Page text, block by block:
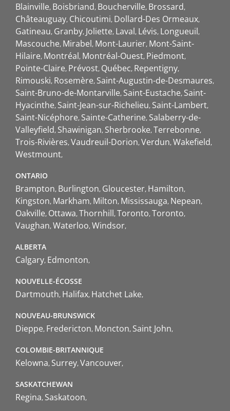
Blainville Boisbriand Boucherville Brossard
Châteauguay Chicoutimi Dollard-Des Ormeaux
Gatineau Granby Joliette Laval Lévis Longueuil
Mascouche Mirabel Mont-Laurier Mont-Saint-
Hilaire Montréal Montréal-Ouest Piedmont
Pointe-Claire Prévost Québec Repentigny
Rimouski Rosemère Saint-Augustin-de-Desmaures
Saint-Bruno-de-Montarville Saint-Eustache Saint-
Hyacinthe Saint-Jean-sur-Richelieu Saint-Lambert
Saint-Nicéphore Sainte-Catherine Salaberry-de-
Valleyfield Shawinigan Sherbrooke Terrebonne
Trois-Rivières Vaudreuil-Dorion Verdun Wakefield
Westmount
ONTARIO
Brampton Burlington Gloucester Hamilton
Kingston Markham Milton Mississauga Nepean
Oakville Ottawa Thornhill Toronto Toronto
Vaughan Waterloo Windsor
ALBERTA
Calgary Edmonton
NOUVELLE-ÉCOSSE
Dartmouth Halifax Hatchet Lake
NOUVEAU-BRUNSWICK
Dieppe Fredericton Moncton Saint John
COLOMBIE-BRITANNIQUE
Kelowna Surrey Vancouver
SASKATCHEWAN
Regina Saskatoon